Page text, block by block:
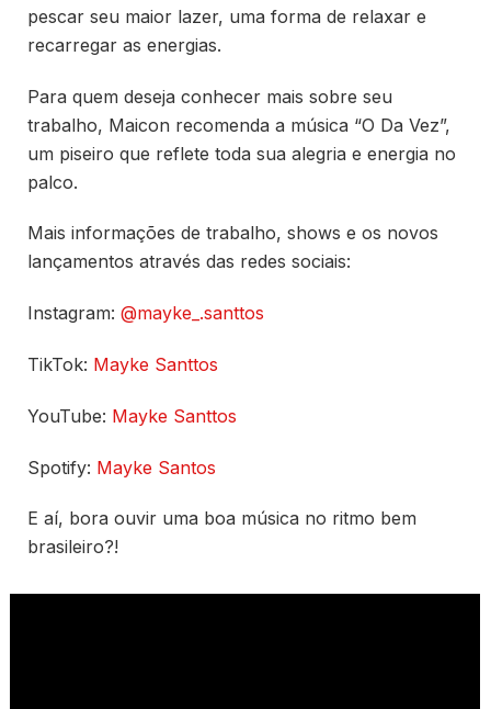
pescar seu maior lazer, uma forma de relaxar e
recarregar as energias.
Para quem deseja conhecer mais sobre seu
trabalho, Maicon recomenda a música “O Da Vez”,
um piseiro que reflete toda sua alegria e energia no
palco.
Mais informações de trabalho, shows e os novos
lançamentos através das redes sociais:
Instagram: @mayke_.santtos
TikTok: Mayke Santtos
YouTube: Mayke Santtos
Spotify: Mayke Santos
E aí, bora ouvir uma boa música no ritmo bem
brasileiro?!